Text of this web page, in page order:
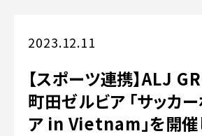
2023.12.11
【スポーツ連携】ALJ
町田ゼルビア 「サッカ
ア in Vietnam」を開催